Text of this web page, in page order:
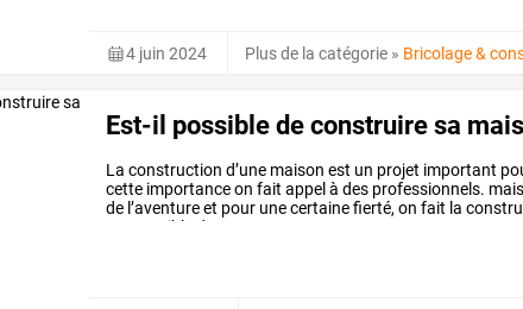
4 juin 2024 Plus de la catégorie » Bricolage &
Est-il possible de construire sa
La construction d’une maison est un projet important
cette importanceon fait appel à des professionnels. mais
de l’aventureet pour unecertainefierté,on fait la
possible de